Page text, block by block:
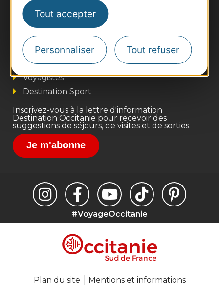
Tout accepter
Personnaliser Tout refuser
Thermalisme
Business/Mice
Pros d'Occitanie
Site presse et d'influence
Voyagistes
Destination Sport
Inscrivez-vous à la lettre d'information
Destination Occitanie pour recevoir des
suggestions de séjours, de visites et de sorties.
Je m'abonne
#VoyageOccitanie
Plan du site Mentions et informations